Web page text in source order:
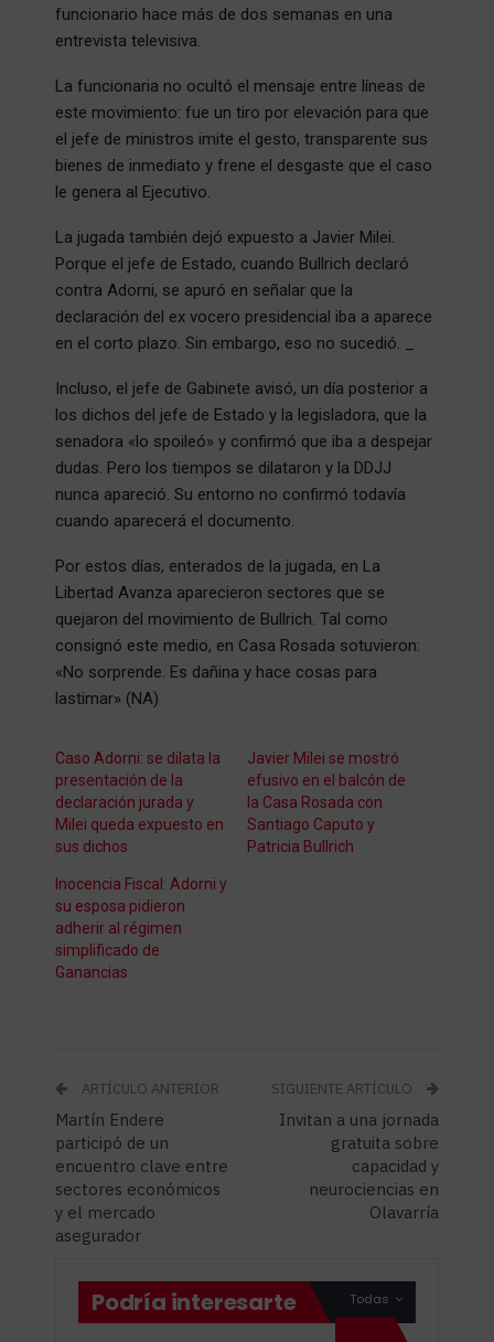
funcionario hace más de dos semanas en una
entrevista televisiva.
La funcionaria no ocultó el mensaje entre líneas de
este movimiento: fue un tiro por elevación para que
el jefe de ministros imite el gesto, transparente sus
bienes de inmediato y frene el desgaste que el caso
le genera al Ejecutivo.
La jugada también dejó expuesto a Javier Milei.
Porque el jefe de Estado, cuando Bullrich declaró
contra Adorni, se apuró en señalar que la
declaración del ex vocero presidencial iba a aparece
en el corto plazo. Sin embargo, eso no sucedió. _
Incluso, el jefe de Gabinete avisó, un día posterior a
los dichos del jefe de Estado y la legisladora, que la
senadora «lo spoileó» y confirmó que iba a despejar
dudas. Pero los tiempos se dilataron y la DDJJ
nunca apareció. Su entorno no confirmó todavía
cuando aparecerá el documento.
Por estos días, enterados de la jugada, en La
Libertad Avanza aparecieron sectores que se
quejaron del movimiento de Bullrich. Tal como
consignó este medio, en Casa Rosada sotuvieron:
«No sorprende. Es dañina y hace cosas para
lastimar» (NA)
Caso Adorni: se dilata la
presentación de la
declaración jurada y
Milei queda expuesto en
sus dichos
Javier Milei se mostró
efusivo en el balcón de
la Casa Rosada con
Santiago Caputo y
Patricia Bullrich
Inocencia Fiscal: Adorni y
su esposa pidieron
adherir al régimen
simplificado de
Ganancias
ARTÍCULO ANTERIOR
Martín Endere
participó de un
encuentro clave entre
sectores económicos
y el mercado
asegurador
SIGUIENTE ARTÍCULO
Invitan a una jornada
gratuita sobre
capacidad y
neurociencias en
Olavarría
Todas
Podría interesarte